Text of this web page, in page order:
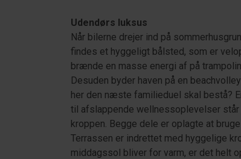
Udendørs luksus
Når bilerne drejer ind på
findes et hyggeligt bålsted, som er
brænde en masse energi af på
Desuden byder haven på en
her den næste familieduel skal bestå?
til afslappende wellnessoplevelser
kroppen. Begge dele er oplagte at
Terrassen er indrettet med hyggelige
middagssol bliver for varm, er det helt